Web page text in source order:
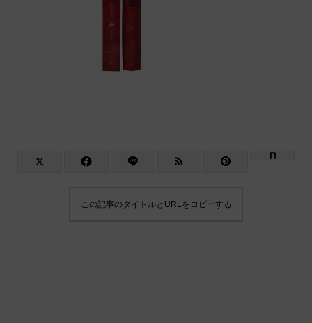
この記事のタイトルとURLをコピーする